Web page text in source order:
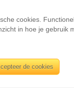
INFORMATIE
cookies.
in hoe je gebruik
de cookies